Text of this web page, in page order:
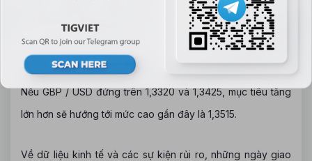
trước đó và chuyển sang ngưỡng kháng cự 1.3125, nó sẽ
tiếp tục vượt qua mức thoái lui Fib 23,6% là 1,3145 và có
thể quay trở lại mức thấp thứ hai gần 1,3320.
Nếu GBP / USD đứng trên 1,3320 và 1,3425, mục tiêu tăng
lớn hơn sẽ hướng tới mức cao gần đây là 1,3515.
Về dữ liệu kinh tế và các sự kiện rủi ro, những ngày giao